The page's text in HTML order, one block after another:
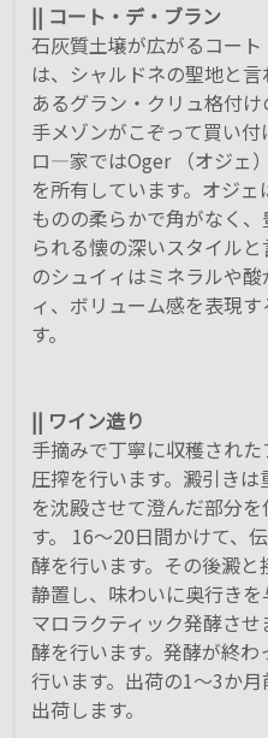
|| コート・デ・ブラン
石灰質土壌が広がるコート
は、シャルドネの聖地と
あるグラン・クリュ格付
手メゾンがこぞって買い
ロ―家ではOger （オジェ
を所有しています。オジ
ものの柔らかで角がなく
られる懐の深いスタイル
のシュイィはミネラルや
ィ、ボリューム感を表現
す。
|| ワイン造り
手摘みで丁寧に収穫され
圧搾を行います。澱引き
を沈殿させて澄んだ部分
す。 16～20日間かけて、
酵を行います。その後澱
静置し、味わいに奥行き
マロラクティック発酵さ
酵を行います。発酵が終
行います。出荷の1～3か
出荷します。